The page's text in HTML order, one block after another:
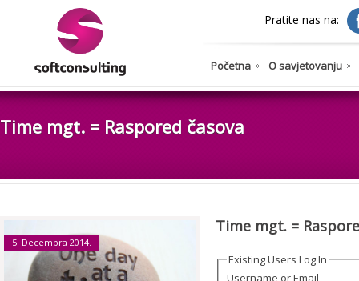
Pratite nas na:
Početna O savjetovanju
Time mgt. = Raspored časova
5. Decembra 2014.
Time mgt. =
Existing Users Log In
Username or Email